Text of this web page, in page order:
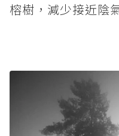
榕樹，減少接近陰